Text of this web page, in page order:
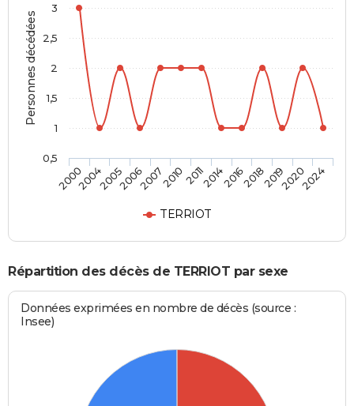
Personnes décédées
TERRIOT
2000200420052006200720102011201420162018201920202024
0,5
1
1,5
2
2,5
3
Répartition des décès de TERRIOT par sexe
Données exprimées en nombre de décès (source :
Insee)